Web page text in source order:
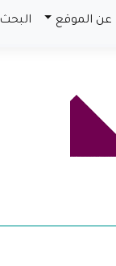
عن الموقع البحث